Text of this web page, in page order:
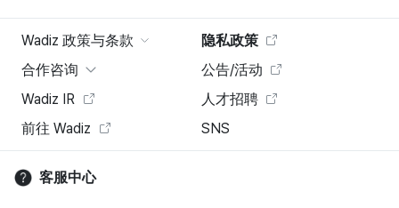
Wadiz 政策与条款
隐私政策
合作咨询
公告/活动
Wadiz IR
人才招聘
前往 Wadiz
SNS
客服中心